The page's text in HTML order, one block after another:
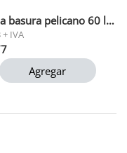
Bolsa basura pelicano 60 ltr 6 und
+ IVA
Agregar